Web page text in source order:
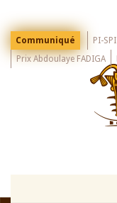
mainMenu
Top
Communiqué PI-SPI
Prix Abdoulaye FADIGA